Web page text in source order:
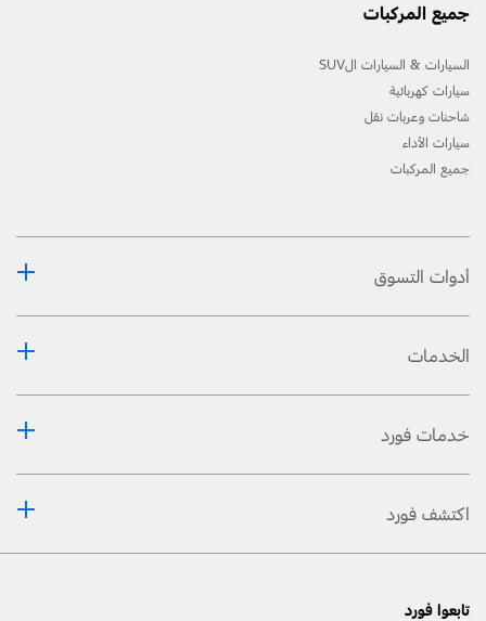
جميع المركبات
السيارات & السيارات الSUV
سيارات كهربائية
شاحنات وعربات نقل
سيارات الأداء
جميع المركبات
أدوات التسوق
الخدمات
خدمات فورد
اكتشف فورد
تابعوا فورد